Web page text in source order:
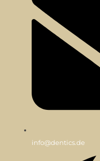
info@dentics.de